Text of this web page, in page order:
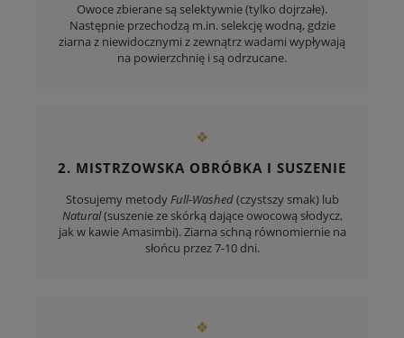
Owoce zbierane są selektywnie (tylko dojrzałe).
Następnie przechodzą m.in. selekcję wodną, gdzie
ziarna z niewidocznymi z zewnątrz wadami wypływają
na powierzchnię i są odrzucane.
❖
2. MISTRZOWSKA OBRÓBKA I SUSZENIE
Stosujemy metodyFull-Washed(czystszy smak) lub
Natural(suszenie ze skórką dające owocową słodycz,
jak w kawie Amasimbi). Ziarna schną równomiernie na
słońcu przez 7-10 dni.
❖